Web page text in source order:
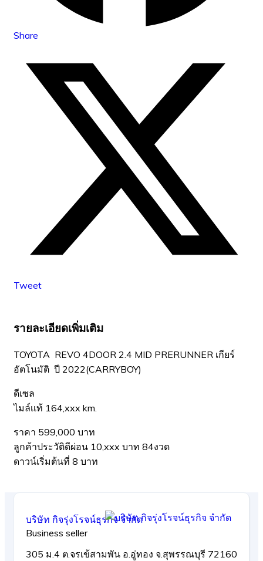
Share
Tweet
รายละเอียดเพิ่มเติม
TOYOTA REVO 4DOOR 2.4 MID PRERUNNER เกียร์
อัตโนมัติ ปี 2022(CARRYBOY)
ดีเซล
ไมล์เเท้ 164,xxx km.
ราคา 599,000 บาท
ลูกค้าประวัติดีผ่อน 10,xxx บาท 84งวด
ดาวน์เริ่มต้นที่ 8 บาท
บริษัท กิจรุ่งโรจน์ธุรกิจ จำกัด
Business seller
305 ม.4 ต.จรเข้สามพัน อ.อู่ทอง จ.สุพรรณบุรี 72160